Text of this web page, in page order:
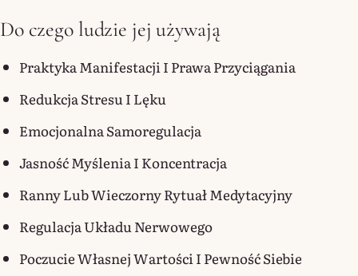
Do czego ludzie jej używają
Praktyka Manifestacji I Prawa Przyciągania
Redukcja Stresu I Lęku
Emocjonalna Samoregulacja
Jasność Myślenia I Koncentracja
Ranny Lub Wieczorny Rytuał Medytacyjny
Regulacja Układu Nerwowego
Poczucie Własnej Wartości I Pewność Siebie